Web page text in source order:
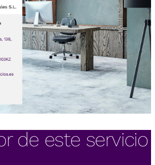
de este servicio